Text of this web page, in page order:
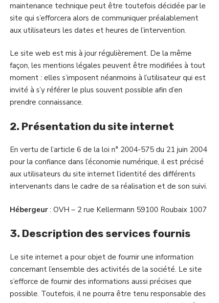
maintenance technique peut être toutefois décidée par le
site qui s’efforcera alors de communiquer préalablement
aux utilisateurs les dates et heures de l’intervention.
Le site web est mis à jour régulièrement. De la même
façon, les mentions légales peuvent être modifiées à tout
moment : elles s’imposent néanmoins à l’utilisateur qui est
invité à s’y référer le plus souvent possible afin d’en
prendre connaissance.
2. Présentation du site internet
En vertu de l’article 6 de la loi n° 2004-575 du 21 juin 2004
pour la confiance dans l’économie numérique, il est précisé
aux utilisateurs du site internet l’identité des différents
intervenants dans le cadre de sa réalisation et de son suivi.
Hébergeur : OVH – 2 rue Kellermann 59100 Roubaix 1007
3. Description des services fournis
Le site internet a pour objet de fournir une information
concernant l’ensemble des activités de la société. Le site
s’efforce de fournir des informations aussi précises que
possible. Toutefois, il ne pourra être tenu responsable des